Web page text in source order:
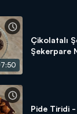
Çikolatalı
Şekerpare
Pide Tiridi -